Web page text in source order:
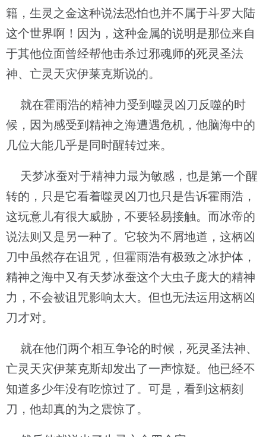
籍，生灵之金这种说法恐怕也并不属于斗罗大陆
这个世界啊！因为，这种金属的说明是那位来自
于其他位面曾经帮他击杀过邪魂师的死灵圣法
神、亡灵天灾伊莱克斯说的。
就在霍雨浩的精神力受到噬灵凶刀反噬的时
候，因为感受到精神之海遭遇危机，他脑海中的
几位大能几乎是同时醒转过来。
天梦冰蚕对于精神力最为敏感，也是第一个醒
转的，只是它看着噬灵凶刀也只是告诉霍雨浩，
这玩意儿有很大威胁，不要轻易接触。而冰帝的
说法则又是另一种了。它较为不屑地道，这柄凶
刀中虽然存在诅咒，但霍雨浩有极致之冰护体，
精神之海中又有天梦冰蚕这个大虫子庞大的精神
力，不会被诅咒影响太大。但也无法运用这柄凶
刀才对。
就在他们两个相互争论的时候，死灵圣法神、
亡灵天灾伊莱克斯却发出了一声惊疑。他已经不
知道多少年没有吃惊过了。可是，看到这柄刻
刀，他却真的为之震惊了。